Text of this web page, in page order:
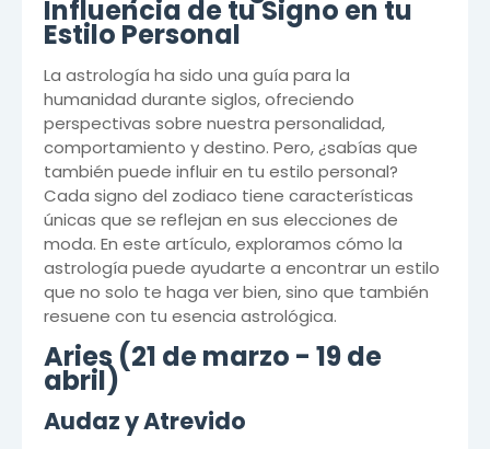
Influencia de tu Signo en tu
Estilo Personal
La astrología ha sido una guía para la
humanidad durante siglos, ofreciendo
perspectivas sobre nuestra personalidad,
comportamiento y destino. Pero, ¿sabías que
también puede influir en tu estilo personal?
Cada signo del zodiaco tiene características
únicas que se reflejan en sus elecciones de
moda. En este artículo, exploramos cómo la
astrología puede ayudarte a encontrar un estilo
que no solo te haga ver bien, sino que también
resuene con tu esencia astrológica.
Aries (21 de marzo - 19 de
abril)
Audaz y Atrevido